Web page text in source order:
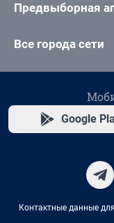
Предвыборная
Все города сети
Google
Контактные данные